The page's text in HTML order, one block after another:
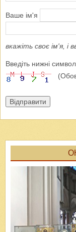
Ваше ім'я
вкажіть своє ім'я, і
Введіть нижні
Відправити